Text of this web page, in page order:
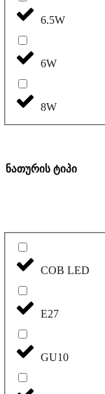
6.5W
6W
8W
ნათურის ტიპი
COB LED
E27
GU10